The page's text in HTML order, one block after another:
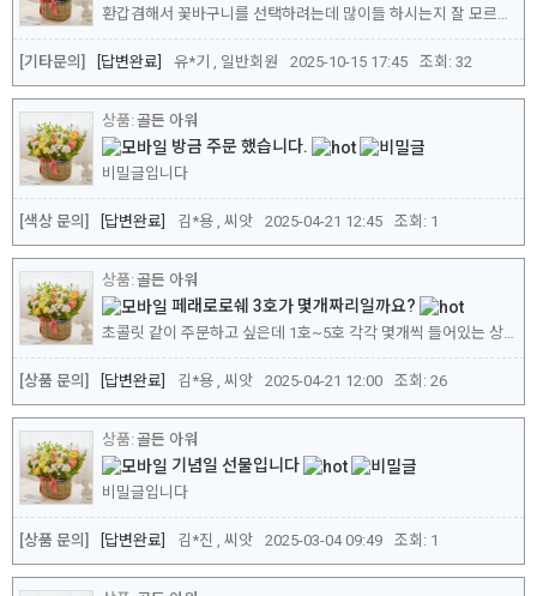
답변완료
[기타문의]
환갑겸해서 꽃바구니를 선택하려는데 많이들 하시는지 잘 모르겠어서 이렇게 문의드립니다.
유*기 , 일반회원 2025-10-15 17:45 조회: 32
답변완료
[색상 문의]
골든 아워
방금 주문 했습니다.
비밀글입니다
김*용 , 씨앗 2025-04-21 12:45 조회: 1
답변완료
[상품 문의]
골든 아워
페래로로쉐 3호가 몇개짜리일까요?
초콜릿 같이 주문하고 싶은데 1호~5호 각각 몇개씩 들어있는 상품일까요? 그리고 사진과 최대한 비슷한 색감으로 요청하면 제작소 쪽으로 전달이.되나요?
김*용 , 씨앗 2025-04-21 12:00 조회: 26
답변완료
[상품 문의]
골든 아워
기념일 선물입니다
비밀글입니다
김*진 , 씨앗 2025-03-04 09:49 조회: 1